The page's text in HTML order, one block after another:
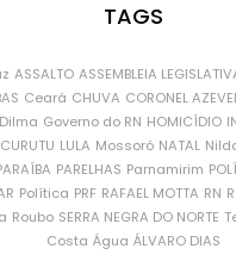
TAGS
ASSALTO ASSEMBLEIA
Ceará CHUVA CORONEL
Dilma Governo do RN HOMICÍDIO
LULA Mossoró NATAL
PARELHAS Parnamirim
Política PRF RAFAEL MOTTA RN
Roubo SERRA NEGRA DO NORTE
Costa Água ÁLVARO DIAS